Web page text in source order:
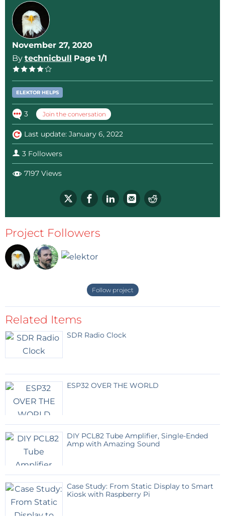
November 27, 2020
By technicbull Page 1/1
ELEKTOR HELPS
3 Join the conversation
Last update: January 6, 2022
3 Followers
7197 Views
Project Followers
Follow project
Related Items
SDR Radio Clock
ESP32 OVER THE WORLD
DIY PCL82 Tube Amplifier, Single-Ended
Amp with Amazing Sound
Case Study: From Static Display to Smart
Kiosk with Raspberry Pi